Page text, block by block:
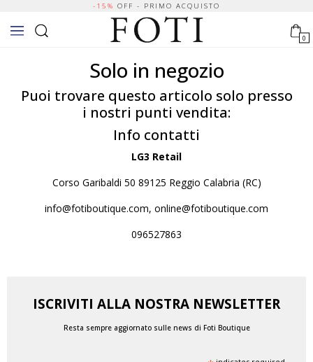
-15% OFF - PRIMO ACQUISTO
0
Solo in negozio
Puoi trovare questo articolo solo presso
i nostri punti vendita:
Info contatti
LG3 Retail
Corso Garibaldi 50 89125 Reggio Calabria (RC)
info@fotiboutique.com, online@fotiboutique.com
096527863
ISCRIVITI ALLA NOSTRA NEWSLETTER
Resta sempre aggiornato sulle news di Foti Boutique